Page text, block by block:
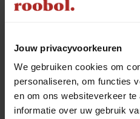
Jouw privacyvoorkeuren
We gebruiken cookies om
personaliseren, om functies
en om ons websiteverkeer
informatie over uw gebruik
Advies aan huis